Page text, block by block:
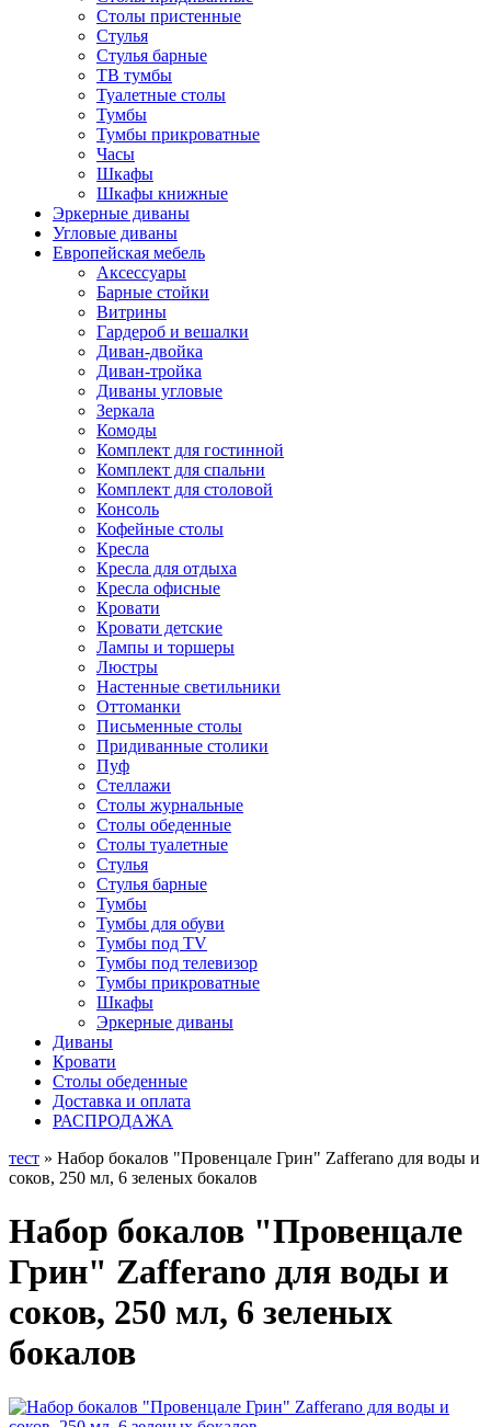
Столы пристенные
Стулья
Стулья барные
ТВ тумбы
Туалетные столы
Тумбы
Тумбы прикроватные
Часы
Шкафы
Шкафы книжные
Эркерные диваны
Угловые диваны
Европейская мебель
Аксессуары
Барные стойки
Витрины
Гардероб и вешалки
Диван-двойка
Диван-тройка
Диваны угловые
Зеркала
Комоды
Комплект для гостинной
Комплект для спальни
Комплект для столовой
Консоль
Кофейные столы
Кресла
Кресла для отдыха
Кресла офисные
Кровати
Кровати детские
Лампы и торшеры
Люстры
Настенные светильники
Оттоманки
Письменные столы
Придиванные столики
Пуф
Стеллажи
Столы журнальные
Столы обеденные
Столы туалетные
Стулья
Стулья барные
Тумбы
Тумбы для обуви
Тумбы под TV
Тумбы под телевизор
Тумбы прикроватные
Шкафы
Эркерные диваны
Диваны
Кровати
Столы обеденные
Доставка и оплата
РАСПРОДАЖА
тест » Набор бокалов "Провенцале Грин" Zafferano для воды и
соков, 250 мл, 6 зеленых бокалов
Набор бокалов "Провенцале
Грин" Zafferano для воды и
соков, 250 мл, 6 зеленых
бокалов